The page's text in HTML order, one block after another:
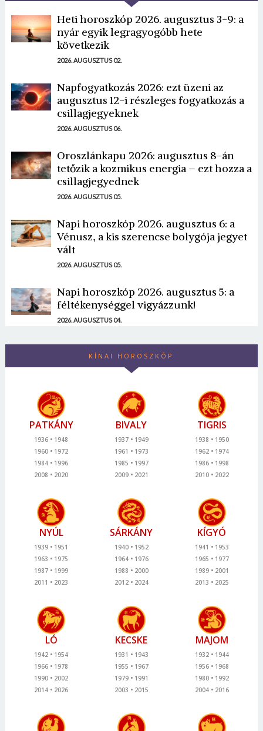
Heti horoszkóp 2026. augusztus 3-9: a
nyár egyik legragyogóbb hete
következik
2026. AUGUSZTUS 02.
Napfogyatkozás 2026: ezt üzeni az
augusztus 12-i részleges fogyatkozás a
csillagjegyeknek
2026. AUGUSZTUS 06.
Oroszlánkapu 2026: augusztus 8-án
tetőzik a kozmikus energia – ezt hozza a
csillagjegyednek
2026. AUGUSZTUS 05.
Napi horoszkóp 2026. augusztus 6: a
Vénusz, a kis szerencse bolygója jegyet
vált
2026. AUGUSZTUS 05.
Napi horoszkóp 2026. augusztus 5: a
féltékenységgel vigyázzunk!
2026. AUGUSZTUS 04.
KÍNAI HOROSZKÓP
PATKÁNY
1936
1948
1960
1972
1984
1996
2008
2020
BIVALY
1937
1949
1961
1973
1985
1997
2009
2021
TIGRIS
1938
1950
1962
1974
1986
1998
2010
2022
NYÚL
1939
1951
1963
1975
1987
1999
2011
2023
SÁRKÁNY
1940
1952
1964
1976
1988
2000
2012
2024
KÍGYÓ
1941
1953
1965
1977
1989
2001
2013
2025
LÓ
1942
1954
1966
1978
1990
2002
2014
2026
KECSKE
1931
1943
1955
1967
1979
1991
2003
2015
MAJOM
1932
1944
1956
1968
1980
1992
2004
2016